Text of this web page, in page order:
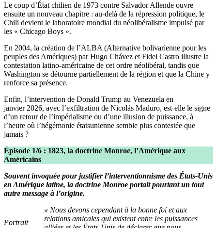
Le coup d’État chilien de 1973 contre Salvador Allende ouvre
ensuite un nouveau chapitre : au-delà de la répression politique, le
Chili devient le laboratoire mondial du néolibéralisme impulsé par
les « Chicago Boys ».
En 2004, la création de l’ALBA (Alternative bolivarienne pour les
peuples des Amériques) par Hugo Chávez et Fidel Castro illustre la
contestation latino-américaine de cet ordre néolibéral, tandis que
Washington se détourne partiellement de la région et que la Chine y
renforce sa présence.
Enfin, l’intervention de Donald Trump au Venezuela en
janvier 2026, avec l’exfiltration de Nicolás Maduro, est-elle le signe
d’un retour de l’impérialisme ou d’une illusion de puissance, à
l’heure où l’hégémonie étatsunienne semble plus contestée que
jamais ?
Épisode 1/6 : 1823, la doctrine Monroe, l’Amérique aux
Américains
Souvent invoquée pour justifier l’interventionnisme des États-Unis
en Amérique latine, la doctrine Monroe portait pourtant un tout
autre message à l’origine.
Portrait
« Nous devons cependant à la bonne foi et aux
relations amicales qui existent entre les puissances